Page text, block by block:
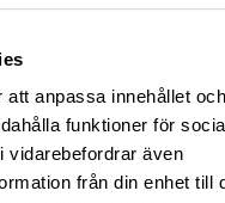
anpassa innehållet och
funktioner för
vidarebefordrar även
från din enhet till